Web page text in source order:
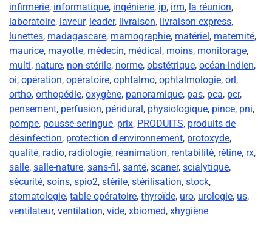
infirmerie, informatique, ingénierie, ip, irm, la réunion,
laboratoire, laveur, leader, livraison, livraison express,
lunettes, madagascare, mamographie, matériel, maternité,
maurice, mayotte, médecin, médical, moins, monitorage,
multi, nature, non-stérile, norme, obstétrique, océan-indien,
oi, opération, opératoire, ophtalmo, ophtalmologie, orl,
ortho, orthopédie, oxygène, panoramique, pas, pca, pcr,
pensement, perfusion, péridural, physiologique, pince, pni,
pompe, pousse-seringue, prix, PRODUITS, produits de
désinfection, protection d'environnement, protoxyde,
qualité, radio, radiologie, réanimation, rentabilité, rétine, rx,
salle, salle-nature, sans-fil, santé, scaner, scialytique,
sécurité, soins, spio2, stérile, stérilisation, stock,
stomatologie, table opératoire, thyroïde, uro, urologie, us,
ventilateur, ventilation, vide, xbiomed, xhygiène